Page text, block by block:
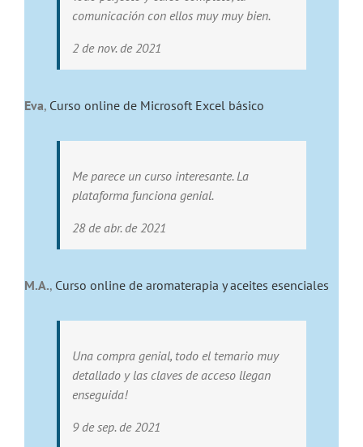
comunicación con ellos muy muy bien.
2 de nov. de 2021
Eva, Curso online de Microsoft Excel básico
Me parece un curso interesante. La
plataforma funciona genial.
28 de abr. de 2021
M.A., Curso online de aromaterapia y aceites esenciales
Una compra genial, todo el temario muy
detallado y las claves de acceso llegan
enseguida!
9 de sep. de 2021